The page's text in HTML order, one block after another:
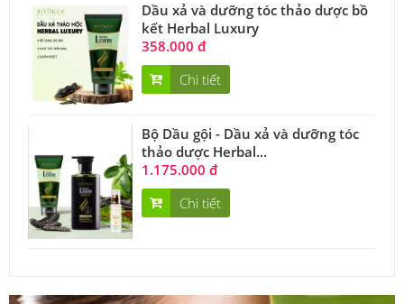
Dầu xả và dưỡng tóc thảo dược bồ
kết Herbal Luxury
358.000 đ
Chi tiết
Bộ Dầu gội - Dầu xả và dưỡng tóc
thảo dược Herbal...
1.175.000 đ
Chi tiết